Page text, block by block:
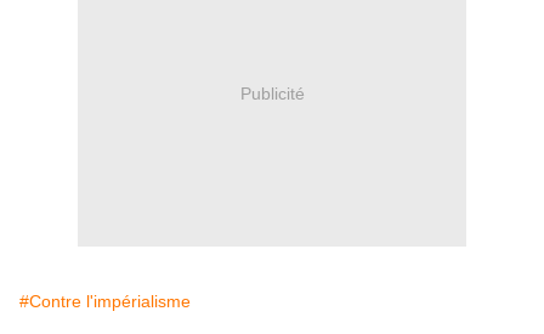
Publicité
#Contre l'impérialisme